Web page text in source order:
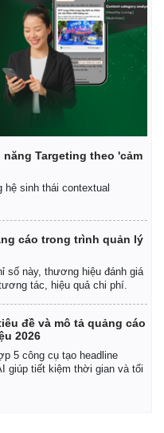
Công nghệ
Sành điệu
Tin Công nghệ
Trải nghiệm
Chuyển đổi số
Đời sống
Blog
Targeting theo 'cảm
sinh thái contextual
cáo trong trình quản lý
số này, thương hiệu đánh giá
tác, hiệu quả chi phí.
đề và mô tả quảng cáo
2026
5 công cụ tạo headline
giúp tiết kiệm thời gian và tối